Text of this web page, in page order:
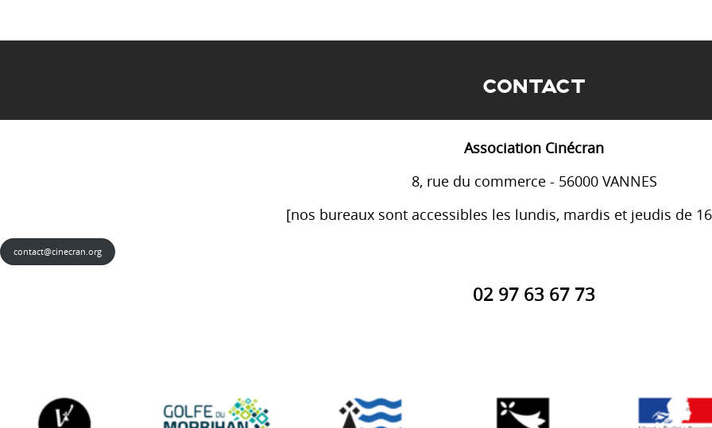
CONTACT
Association Cinécran
8, rue du commerce - 56000 VANNES
[nos bureaux sont accessibles les lundis, mardis et jeudis de
contact@cinecran.org
02 97 63 67 73